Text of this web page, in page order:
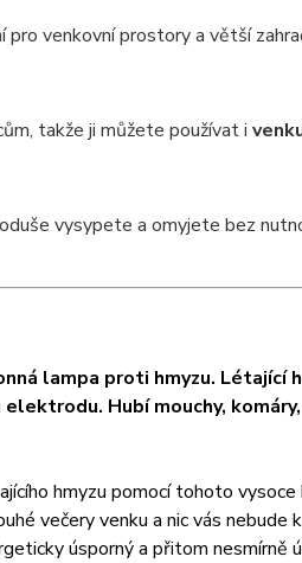
pro venkovní prostory a větší
takže ji můžete používat i
vysypete a omyjete bez
lampa proti hmyzu. Létající
Hubí mouchy,
hmyzu pomocí tohoto
večery venku a nic vás
úsporný a přitom nesmírně